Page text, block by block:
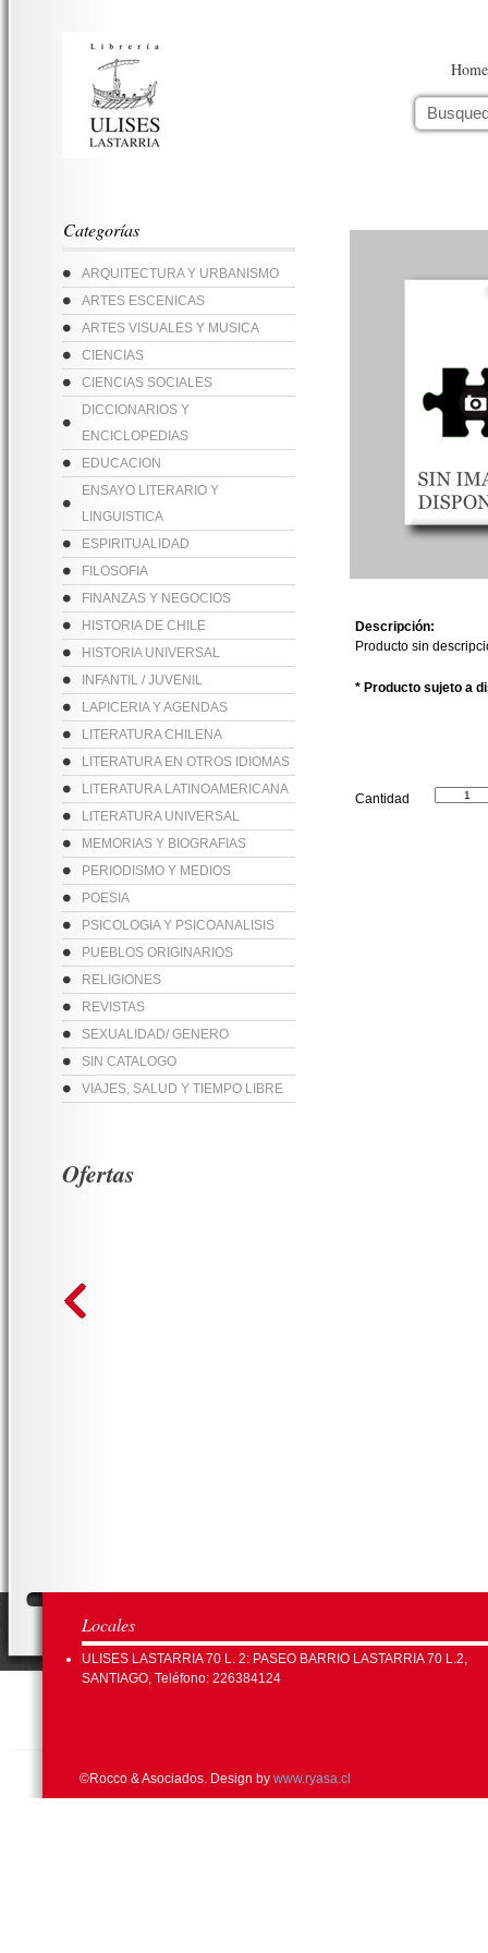
Home
Categorías
ARQUITECTURA Y URBANISMO
ARTES ESCENICAS
ARTES VISUALES Y MUSICA
CIENCIAS
CIENCIAS SOCIALES
DICCIONARIOS Y
ENCICLOPEDIAS
EDUCACION
ENSAYO LITERARIO Y
LINGUISTICA
ESPIRITUALIDAD
FILOSOFIA
FINANZAS Y NEGOCIOS
HISTORIA DE CHILE
HISTORIA UNIVERSAL
INFANTIL / JUVENIL
LAPICERIA Y AGENDAS
LITERATURA CHILENA
LITERATURA EN OTROS IDIOMAS
LITERATURA LATINOAMERICANA
LITERATURA UNIVERSAL
MEMORIAS Y BIOGRAFIAS
PERIODISMO Y MEDIOS
POESIA
PSICOLOGIA Y PSICOANALISIS
PUEBLOS ORIGINARIOS
RELIGIONES
REVISTAS
SEXUALIDAD/ GENERO
SIN CATALOGO
VIAJES, SALUD Y TIEMPO LIBRE
Descripción:
Producto sin
* Producto sujeto a
Cantidad
Ofertas
Locales
ULISES LASTARRIA 70 L. 2: PASEO BARRIO LASTARRIA 70 L.2,
SANTIAGO, Teléfono: 226384124
©Rocco & Asociados. Design by www.ryasa.cl